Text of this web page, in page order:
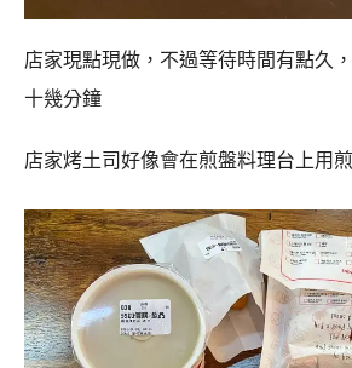
店家現點現做，不過等待時間有點久
十幾分鐘
店家烤土司好像會在煎盤料理台上用